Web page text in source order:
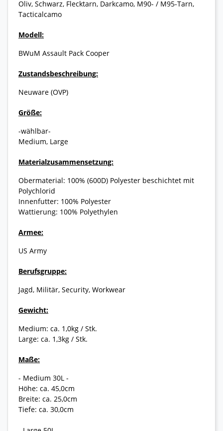
Oliv, Schwarz, Flecktarn, Darkcamo, M90- / M95-Tarn,
Tacticalcamo
Modell:
BWuM Assault Pack Cooper
Zustandsbeschreibung:
Neuware (OVP)
Größe:
-wählbar-
Medium, Large
Materialzusammensetzung:
Obermaterial: 100% (600D) Polyester beschichtet mit
Polychlorid
Innenfutter: 100% Polyester
Wattierung: 100% Polyethylen
Armee:
US Army
Berufsgruppe:
Jagd, Militär, Security, Workwear
Gewicht:
Medium: ca. 1,0kg / Stk.
Large: ca. 1,3kg / Stk.
Maße:
- Medium 30L -
Höhe: ca. 45,0cm
Breite: ca. 25,0cm
Tiefe: ca. 30,0cm